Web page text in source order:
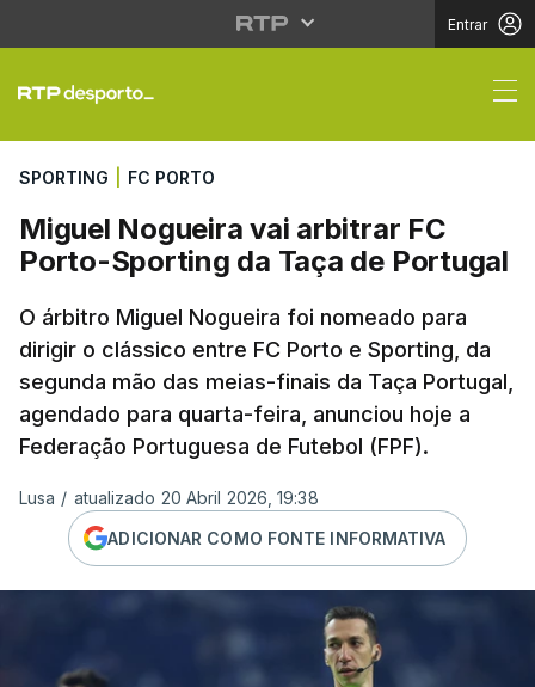
Entrar
Miguel Nogueira vai
SPORTING FC PORTO
Miguel Nogueira vai arbitrar FC
Porto-Sporting da Taça de Portugal
O árbitro Miguel Nogueira foi nomeado para
dirigir o clássico entre FC Porto e Sporting, da
segunda mão das meias-finais da Taça Portugal,
agendado para quarta-feira, anunciou hoje a
Federação Portuguesa de Futebol (FPF).
Lusa / atualizado 20 Abril 2026, 19:38
ADICIONAR COMO FONTE INFORMATIVA